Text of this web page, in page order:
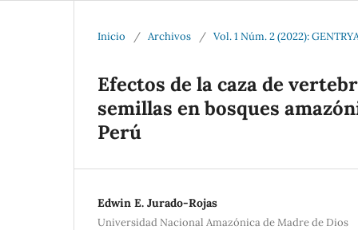
Inicio / Archivos / Vol. 1 Núm. 2 (2022):
Efectos de la caza de
semillas en bosques
Perú
Edwin E. Jurado-Rojas
Universidad Nacional Amazónica de Madre de Dios